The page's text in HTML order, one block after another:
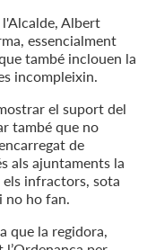
l'Alcalde, Albert
essencialment
també inclouen la
incompleixin.
el suport del
també que no
de
als ajuntaments la
infractors, sota
no ho fan.
que la regidora,